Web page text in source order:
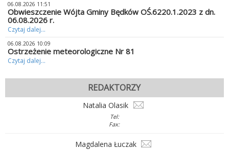
06.08.2026 11:51
Obwieszczenie Wójta Gminy Będków OŚ.6220.1.2023 z dn.
06.08.2026 r.
Czytaj dalej...
06.08.2026 10:09
Ostrzeżenie meteorologiczne Nr 81
Czytaj dalej...
REDAKTORZY
Natalia Olasik
Tel:
Fax:
Magdalena Łuczak